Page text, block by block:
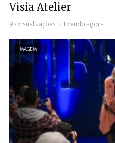
Visia Atelier
97 visualizações 1 vendo agora
IMAGEM